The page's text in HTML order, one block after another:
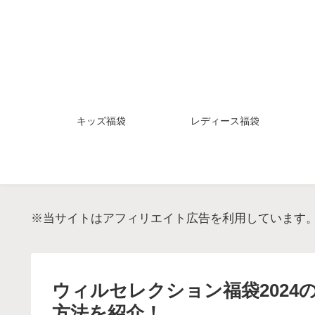
キッズ福袋 レディース福袋
※当サイトはアフィリエイト広告を利用しています
ウィルセレクション福袋2024